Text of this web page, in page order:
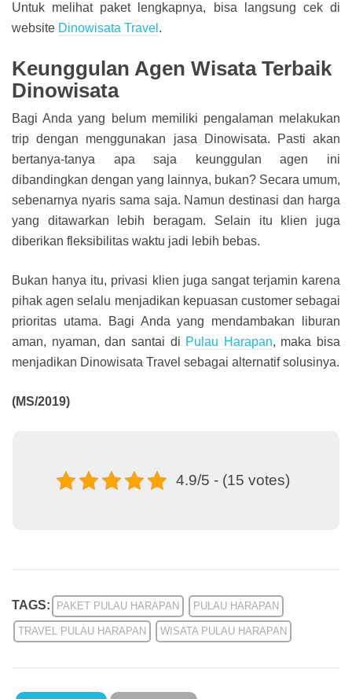
Untuk melihat paket lengkapnya, bisa langsung cek di
website Dinowisata Travel .
Keunggulan Agen Wisata Terbaik
Dinowisata
Bagi Anda yang belum memiliki pengalaman melakukan
trip dengan menggunakan jasa Dinowisata. Pasti akan
bertanya-tanya apa saja keunggulan agen ini
dibandingkan dengan yang lainnya, bukan? Secara umum,
sebenarnya nyaris sama saja. Namun destinasi dan harga
yang ditawarkan lebih beragam. Selain itu klien juga
diberikan fleksibilitas waktu jadi lebih bebas.
Bukan hanya itu, privasi klien juga sangat terjamin karena
pihak agen selalu menjadikan kepuasan customer sebagai
prioritas utama. Bagi Anda yang mendambakan liburan
aman, nyaman, dan santai di Pulau Harapan, maka bisa
menjadikan Dinowisata Travel sebagai alternatif solusinya.
(MS/2019)
4.9/5 - (15 votes)
TAGS: PAKET PULAU HARAPAN PULAU HARAPAN
TRAVEL PULAU HARAPAN WISATA PULAU HARAPAN